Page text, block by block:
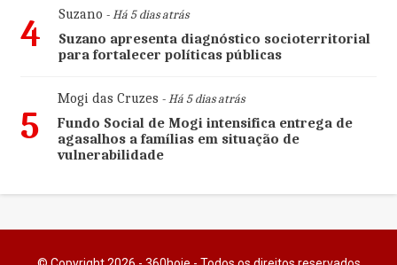
4 Suzano - Há 5 dias atrás
Suzano apresenta diagnóstico socioterritorial
para fortalecer políticas públicas
5
Mogi das Cruzes - Há 5 dias atrás
Fundo Social de Mogi intensifica entrega de
agasalhos a famílias em situação de
vulnerabilidade